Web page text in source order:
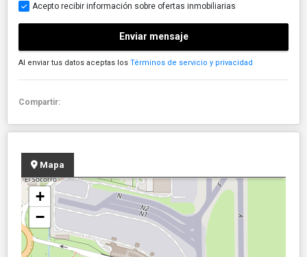
Acepto recibir información sobre ofertas inmobiliarias
Enviar mensaje
Al enviar tus datos aceptas los Términos de servicio y privacidad
Compartir:
Mapa
+
−